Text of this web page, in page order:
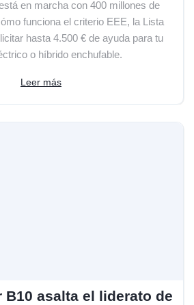
en marcha con 400 millones de
funciona el criterio EEE, la Lista
hasta 4.500 € de ayuda para tu
o híbrido enchufable.
Leer más
B10 asalta el liderato de